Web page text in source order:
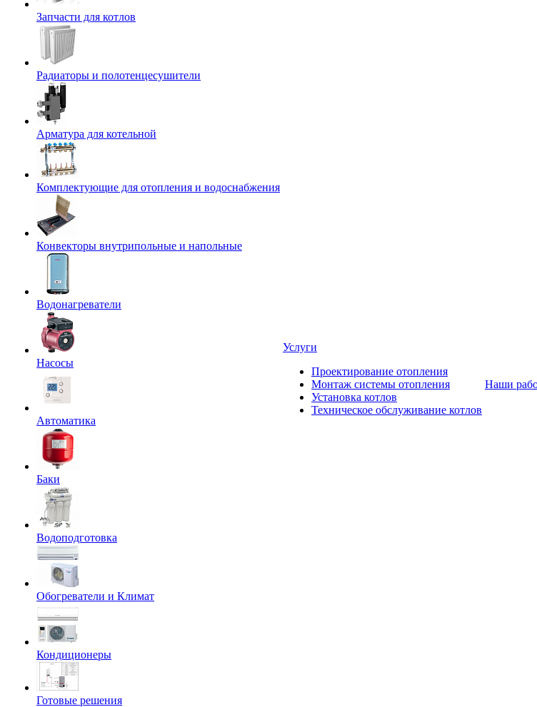
Запчасти для котлов
Радиаторы и полотенцесушители
Арматура для котельной
Комплектующие для отопления и водоснабжения
Конвекторы внутрипольные и напольные
Водонагреватели
Насосы
Автоматика
Баки
Водоподготовка
Обогреватели и Климат
Кондиционеры
Готовые решения
Услуги
Проектирование отопления
Монтаж системы отопления
Установка котлов
Техническое обслуживание котлов
Наши